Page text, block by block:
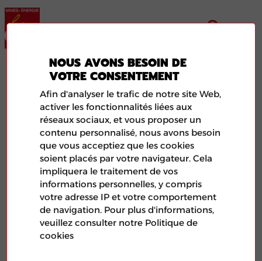
MINES ENERGIE 35 UFICT
Illustration de l'article aléatoire représentant le logo de
NOUS AVONS BESOIN DE
VOTRE CONSENTEMENT
Afin d'analyser le trafic de notre site Web,
activer les fonctionnalités liées aux
réseaux sociaux, et vous proposer un
contenu personnalisé, nous avons besoin
que vous acceptiez que les cookies
soient placés par votre navigateur. Cela
impliquera le traitement de vos
informations personnelles, y compris
votre adresse IP et votre comportement
de navigation. Pour plus d'informations,
veuillez consulter notre Politique de
cookies